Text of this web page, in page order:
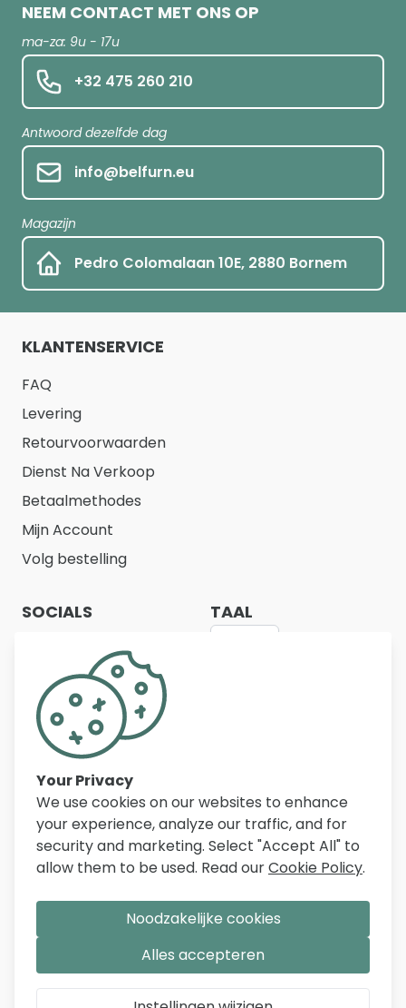
Your Privacy
We use cookies on our websites to enhance
your experience, analyze our traffic, and for
security and marketing. Select "Accept All" to
allow them to be used. Read ourCookie Policy.
Noodzakelijke cookies
Alles accepteren
NEEM CONTACT MET ONS OP
ma-za: 9u - 17u
+32 475 260 210
Antwoord dezelfde dag
info@belfurn.eu
Magazijn
Pedro Colomalaan 10E, 2880 Bornem
KLANTENSERVICE
FAQ
Levering
Retourvoorwaarden
Dienst Na Verkoop
Betaalmethodes
Mijn Account
Volg bestelling
SOCIALS TAAL
Belfurn biedt een ruim assortiment
kwaliteitsmeubelen voor woonkamer, eetkamer,
slaapkamer, bureau en inkomhal. Met duizenden
artikelen, scherpe prijzen en persoonlijke service
helpen wij dagelijks klanten in België, Nederland en
Frankrijk bij het inrichten van hun woning.
Lid Stichting
| Algemene
Voorwaarden
| Privacy en
Cookie
|
© Belfurn -